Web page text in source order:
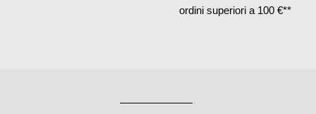
ordini superiori a 100 €**